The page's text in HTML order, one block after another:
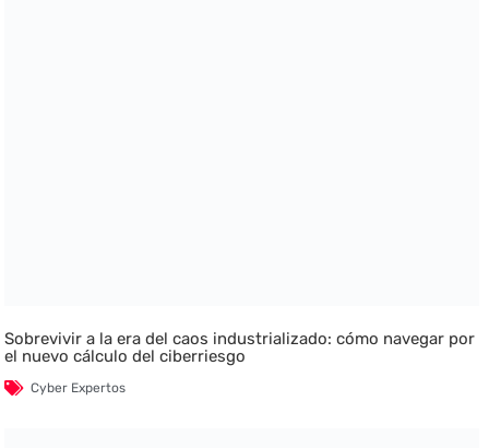
Sobrevivir a la era del caos industrializado: cómo navegar por
el nuevo cálculo del ciberriesgo
Cyber Expertos